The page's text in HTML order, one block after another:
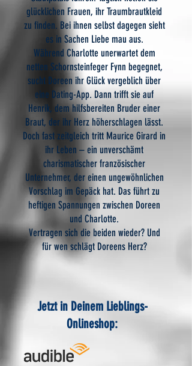
glücklichen Frauen, ihr Traumbrautkleid
zu finden. Bei ihnen selbst dagegen sieht
es in Sachen Liebe mau aus.
Während Charlotte unerwartet dem
netten Schornsteinfeger Fynn begegnet,
sucht Doreen ihr Glück vergeblich über
eine Dating-App. Dann trifft sie auf
Henrik, dem hilfsbereiten Bruder einer
Braut, der ihr Herz höherschlagen lässt.
Doch fast zeitgleich tritt Maurice Girard in
ihr Leben – ein unverschämt
charismatischer französischer
Unternehmer, der einen ungewöhnlichen
Vorschlag im Gepäck hat. Das führt zu
heftigen Spannungen zwischen Doreen
und Charlotte.
Vertragen sich die beiden wieder? Und
für wen schlägt Doreens Herz?
Jetzt in Deinem Lieblings-
Onlineshop: